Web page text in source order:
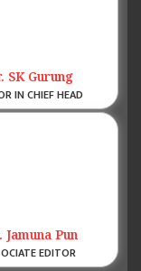
SK Gurung
IN CHIEF HEAD
Jamuna Pun
EDITOR